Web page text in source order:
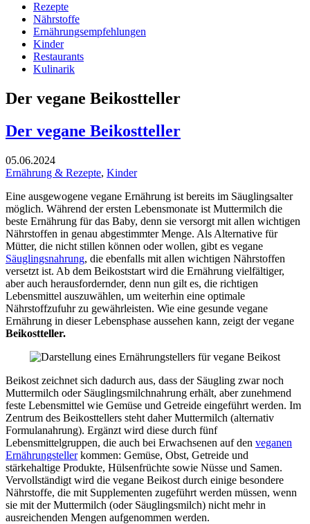
Rezepte
Nährstoffe
Ernährungsempfehlungen
Kinder
Restaurants
Kulinarik
Der vegane Beikostteller
Der vegane Beikostteller
05.06.2024
Ernährung & Rezepte, Kinder
Eine ausgewogene vegane Ernährung ist bereits im Säuglingsalter
möglich. Während der ersten Lebensmonate ist Muttermilch die
beste Ernährung für das Baby, denn sie versorgt mit allen wichtigen
Nährstoffen in genau abgestimmter Menge. Als Alternative für
Mütter, die nicht stillen können oder wollen, gibt es vegane
Säuglingsnahrung, die ebenfalls mit allen wichtigen Nährstoffen
versetzt ist. Ab dem Beikoststart wird die Ernährung vielfältiger,
aber auch herausfordernder, denn nun gilt es, die richtigen
Lebensmittel auszuwählen, um weiterhin eine optimale
Nährstoffzufuhr zu gewährleisten. Wie eine gesunde vegane
Ernährung in dieser Lebensphase aussehen kann, zeigt der vegane
Beikostteller.
Beikost zeichnet sich dadurch aus, dass der Säugling zwar noch
Muttermilch oder Säuglingsmilchnahrung erhält, aber zunehmend
feste Lebensmittel wie Gemüse und Getreide eingeführt werden. Im
Zentrum des Beikosttellers steht daher Muttermilch (alternativ
Formulanahrung). Ergänzt wird diese durch fünf
Lebensmittelgruppen, die auch bei Erwachsenen auf den veganen
Ernährungstellerkommen: Gemüse, Obst, Getreide und
stärkehaltige Produkte, Hülsenfrüchte sowie Nüsse und Samen.
Vervollständigt wird die vegane Beikost durch einige besondere
Nährstoffe, die mit Supplementen zugeführt werden müssen, wenn
sie mit der Muttermilch (oder Säuglingsmilch) nicht mehr in
ausreichenden Mengen aufgenommen werden.